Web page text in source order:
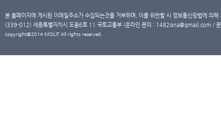
본 홈페이지에 게시된 이메일주소가 수집되는것을 거부하며, 이를 위반할 시 정보통신망법에 의
(339-012) 세종특별자치시 도움6로 11 국토교통부 (온라인 문의 : 1482qna@gmail.com /
copyright@2014 MOLIT All rights reserved.